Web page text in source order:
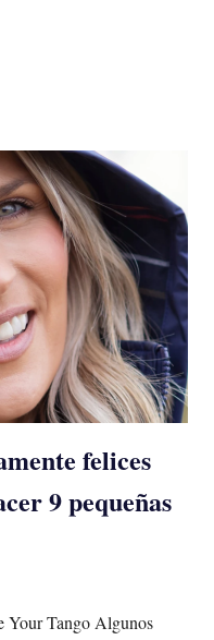
felices
9 pequeñas
Your Tango Algunos